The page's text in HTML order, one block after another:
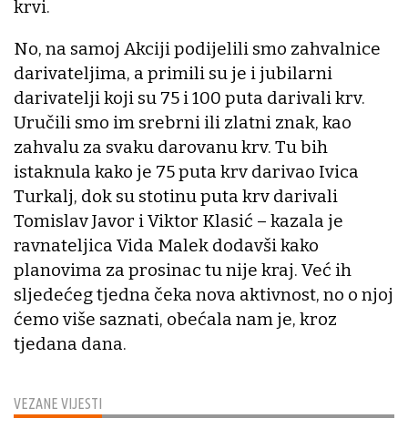
VEZANE VIJESTI
krvi.
No, na samoj Akciji podijelili smo zahvalnice
darivateljima, a primili su je i jubilarni
darivatelji koji su 75 i 100 puta darivali krv.
Uručili smo im srebrni ili zlatni znak, kao
zahvalu za svaku darovanu krv. Tu bih
istaknula kako je 75 puta krv darivao Ivica
Turkalj, dok su stotinu puta krv darivali
Tomislav Javor i Viktor Klasić – kazala je
ravnateljica Vida Malek dodavši kako
planovima za prosinac tu nije kraj. Već ih
sljedećeg tjedna čeka nova aktivnost, no o njoj
ćemo više saznati, obećala nam je, kroz
tjedana dana.